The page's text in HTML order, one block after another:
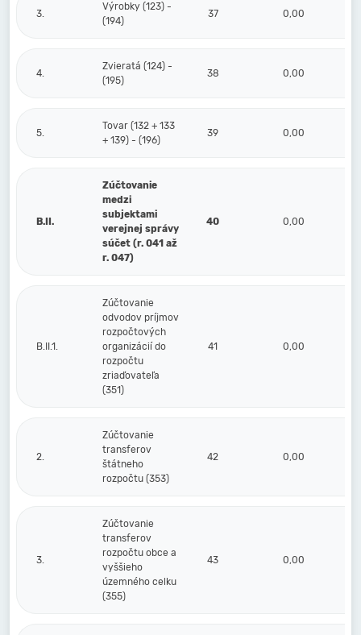
3.
Výrobky (123) -
(194)
37 0,00
4.
Zvieratá (124) -
(195)
38 0,00
5.
Tovar (132 + 133
+ 139) - (196)
39 0,00
B.II.
Zúčtovanie
medzi
subjektami
verejnej správy
súčet (r. 041 až
r. 047)
40 0,00
B.II.1.
Zúčtovanie
odvodov príjmov
rozpočtových
organizácií do
rozpočtu
zriaďovateľa
(351)
41 0,00
2.
Zúčtovanie
transferov
štátneho
rozpočtu (353)
42 0,00
3.
Zúčtovanie
transferov
rozpočtu obce a
vyššieho
územného celku
(355)
43 0,00